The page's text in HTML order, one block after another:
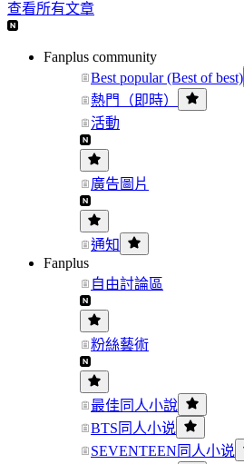
查看所有文章
Fanplus community
Best popular (Best of best)
熱門（即時）
活動
廣告圖片
通知
Fanplus
自由討論區
粉絲藝術
最佳同人小說
BTS同人小说
SEVENTEEN同人小说